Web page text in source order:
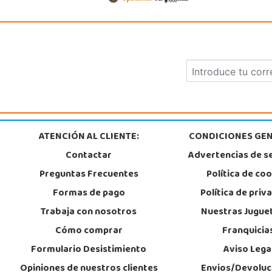
926 230 093
Juguetilandia Elche-Ctra.Crevillente
03296, Elche
Localizar Tienda
Avenida Molino de la Vega, C.C. Puerta del Odiel, Pol. Pesquero Norte, Nave
959 541 845
Localizar Tienda
ATENCIÓN AL CLIENTE:
Contactar
Preguntas Frecuentes
Formas de pago
Trabaja con nosotros
Cómo comprar
Formulario Desistimiento
CONDICIONES
Advertencias de
Política de
Política de
Nuestras
Aviso